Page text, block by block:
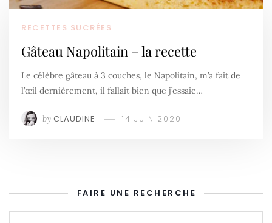
RECETTES SUCRÉES
Gâteau Napolitain – la recette
Le célèbre gâteau à 3 couches, le Napolitain, m’a fait de
l’œil dernièrement, il fallait bien que j’essaie…
by CLAUDINE 14 JUIN 2020
FAIRE UNE RECHERCHE